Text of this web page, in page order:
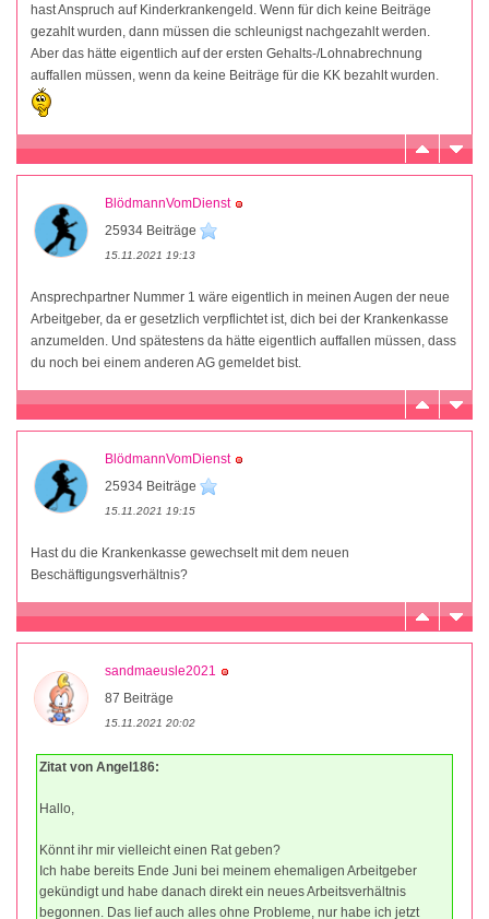
hast Anspruch auf Kinderkrankengeld. Wenn für dich keine Beiträge
gezahlt wurden, dann müssen die schleunigst nachgezahlt werden.
Aber das hätte eigentlich auf der ersten Gehalts-/Lohnabrechnung
auffallen müssen, wenn da keine Beiträge für die KK bezahlt wurden.
BlödmannVomDienst
25934 Beiträge
15.11.2021 19:13
Ansprechpartner Nummer 1 wäre eigentlich in meinen Augen der neue
Arbeitgeber, da er gesetzlich verpflichtet ist, dich bei der Krankenkasse
anzumelden. Und spätestens da hätte eigentlich auffallen müssen, dass
du noch bei einem anderen AG gemeldet bist.
BlödmannVomDienst
25934 Beiträge
15.11.2021 19:15
Hast du die Krankenkasse gewechselt mit dem neuen
Beschäftigungsverhältnis?
sandmaeusle2021
87 Beiträge
15.11.2021 20:02
Zitat von Angel186:
Hallo,
Könnt ihr mir vielleicht einen Rat geben?
Ich habe bereits Ende Juni bei meinem ehemaligen Arbeitgeber
gekündigt und habe danach direkt ein neues Arbeitsverhältnis
begonnen. Das lief auch alles ohne Probleme, nur habe ich jetzt